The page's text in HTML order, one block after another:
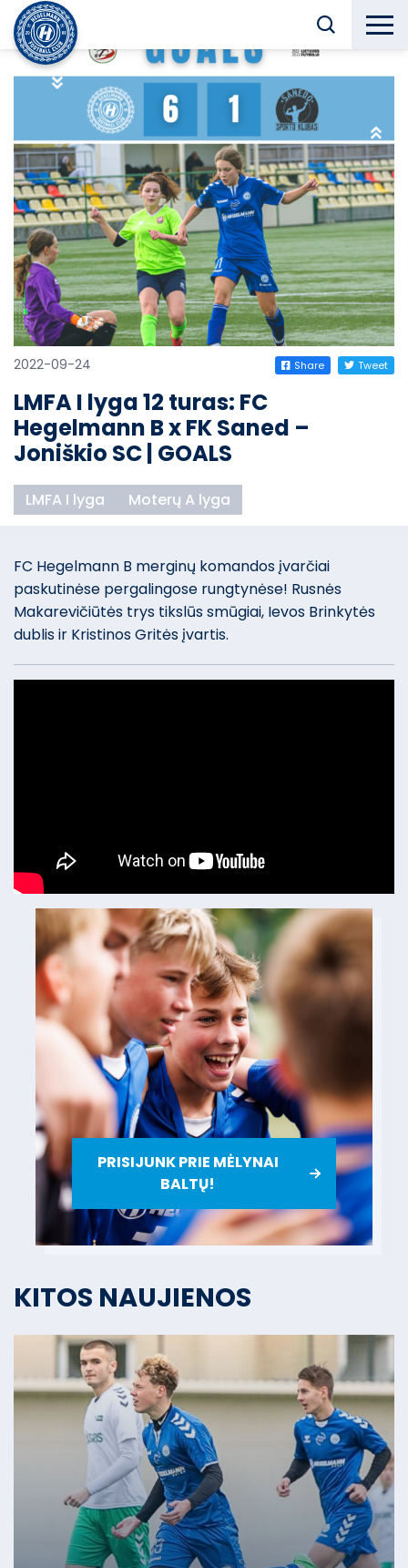
2022-09-24 Share Tweet
LMFA I lyga 12 turas: FC
Hegelmann B x FK Saned –
Joniškio SC | GOALS
LMFA I lyga Moterų A lyga
FC Hegelmann B merginų komandos įvarčiai
paskutinėse pergalingose rungtynėse! Rusnės
Makarevičiūtės trys tikslūs smūgiai, Ievos Brinkytės
dublis ir Kristinos Gritės įvartis.
PRISIJUNK PRIE MĖLYNAI
BALTŲ!
KITOS NAUJIENOS